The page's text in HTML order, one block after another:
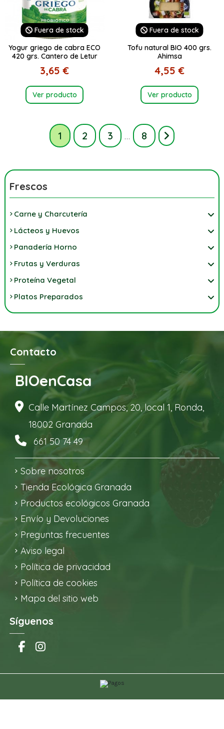
Fuera de stock
Yogur griego de cabra ECO
420 grs. Cantero de Letur
3,65 €
Ver producto
Fuera de stock
Tofu natural BIO 400 grs.
Ahimsa
4,55 €
Ver producto
1 2 3 … 8
Frescos
Carne y Charcutería
Lácteos y Huevos
Panadería Horno
Frutas y Verduras
Proteína Vegetal
Platos Preparados
Sobre nosotros
Tienda Ecológica Granada
Productos ecológicos Granada
Envío y Devoluciones
Preguntas frecuentes
Aviso legal
Política de privacidad
Política de cookies
Mapa del sitio web
Contacto
BIOenCasa
Calle Martínez Campos, 20, local 1, Ronda,
18002 Granada
661 50 74 49
Síguenos